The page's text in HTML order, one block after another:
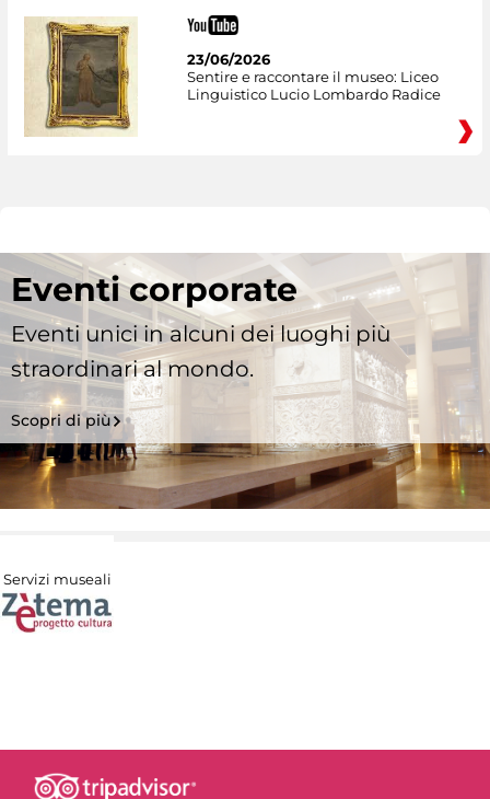
23/06/2026
Sentire e raccontare il museo: Liceo
Linguistico Lucio Lombardo Radice
Eventi corporate
Eventi unici in alcuni dei luoghi più
straordinari al mondo.
Scopri di più
Servizi museali